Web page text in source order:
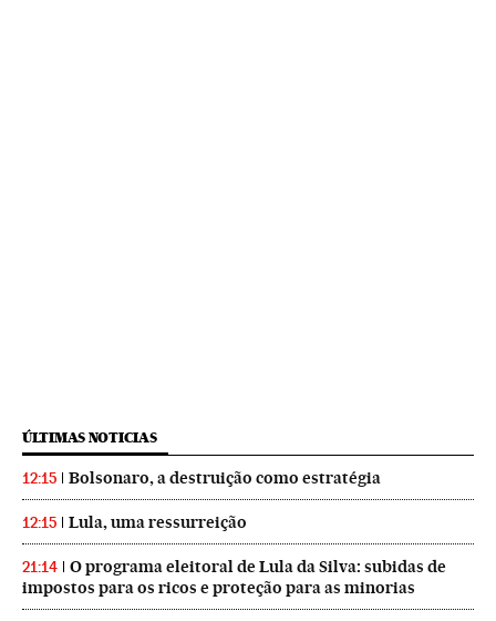
ÚLTIMAS NOTICIAS
12:15 Bolsonaro, a destruição como estratégia
12:15 Lula, uma ressurreição
21:14
O programa eleitoral de Lula da Silva: subidas de
impostos para os ricos e proteção para as minorias